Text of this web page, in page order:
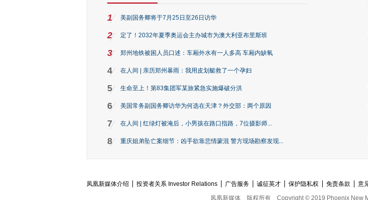
1 美副国务卿将于7月25日至26日访华
2 定了！2032年夏季奥运会主办城市为澳大利亚布里斯班
3 郑州地铁被困人员口述：车厢外水有一人多高 车厢内缺氧
4 在人间 | 亲历郑州暴雨：我用皮划艇救了一个孕妇
5 生命至上！第83集团军某旅紧急实施爆破分洪
6 美国常务副国务卿访华为何选在天津？外交部：两个原因
7 在人间 | 红绿灯被淹后，小男孩在路口指路，7位摄影师...
8 重庆姐弟坠亡案细节：凶手欲靠悲情蒙混 警方现场勘察发现...
凤凰新媒体介绍 投资者关系 Investor Relations 广告服务 诚征英才 保护隐私权 免责条款 意
凤凰新媒体
版权所有 Copyright © 2019 Phoenix New